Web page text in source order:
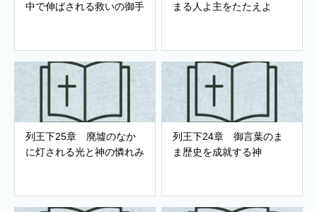
中で伸ばされる救いの御手
まる人よ主をたたえよ
列王下25章 廃墟のなか
に灯される光と神の憐れみ
列王下24章 御言葉のま
ま歴史を成就する神